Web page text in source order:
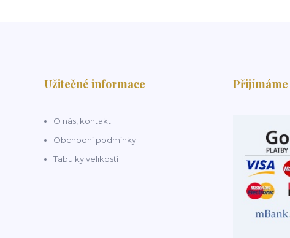
Užitečné informace
O nás, kontakt
Obchodní podmínky
Tabulky velikostí